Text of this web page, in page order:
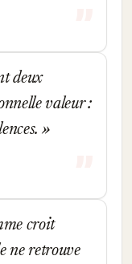
deux
valeur :
croit
ne retrouve